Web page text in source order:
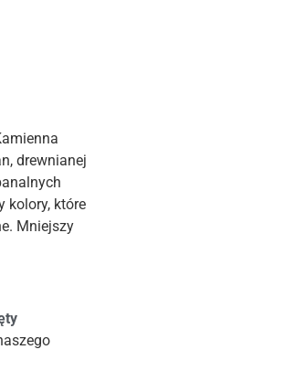
drewnianej
kolory, które
Mniejszy